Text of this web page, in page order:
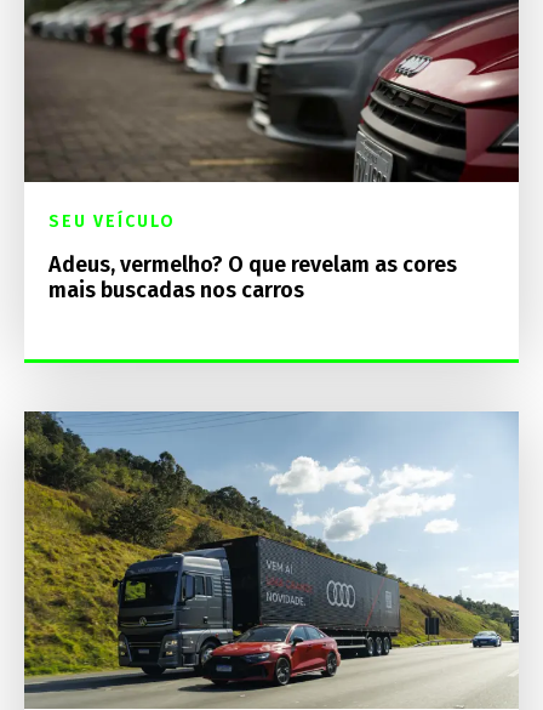
SEU VEÍCULO
Adeus, vermelho? O que revelam as cores
mais buscadas nos carros